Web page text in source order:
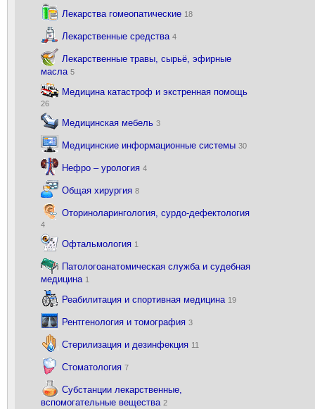
Лекарства гомеопатические 18
Лекарственные средства 4
Лекарственные травы, сырьё, эфирные
масла 5
Медицина катастроф и экстренная помощь
26
Медицинская мебель 3
Медицинские информационные системы 30
Нефро – урология 4
Общая хирургия 8
Оториноларингология, сурдо-дефектология
4
Офтальмология 1
Патологоанатомическая служба и судебная
медицина 1
Реабилитация и спортивная медицина 19
Рентгенология и томография 3
Стерилизация и дезинфекция 11
Стоматология 7
Субстанции лекарственные,
вспомогательные вещества 2